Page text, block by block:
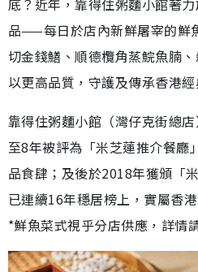
底？近年，靠得住粥麵小館著
品——每日於店內新鮮屠宰的鮮
切金錢鱔、順德欖角蒸鯇魚腩
以更高品質，守護及傳承香港經
靠得住粥麵小館（灣仔克街總
至8年被評為「米芝蓮推介餐廳
品食肆；及後於2018年獲頒「
已連續16年穩居榜上，實屬香
*鮮魚菜式視乎分店供應，詳情